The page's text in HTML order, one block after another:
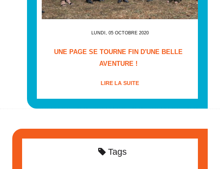
LUNDI, 05 OCTOBRE 2020
UNE PAGE SE TOURNE FIN D'UNE BELLE
AVENTURE !
LIRE LA SUITE
Tags